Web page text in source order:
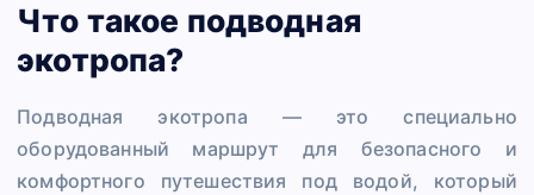
Что такое подводная
экотропа?
Подводная экотропа — это специально
оборудованный маршрут для безопасного и
комфортного путешествия под водой, который